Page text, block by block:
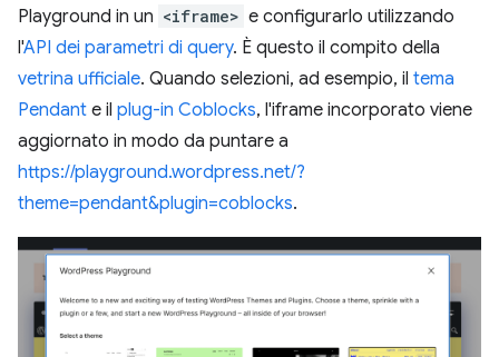
Playground in un <iframe> e configurarlo utilizzando
l'API dei parametri di query. È questo il compito della
vetrina ufficiale. Quando selezioni, ad esempio, il tema
Pendant e il plug-in Coblocks, l'iframe incorporato viene
aggiornato in modo da puntare a
https://playground.wordpress.net/?
theme=pendant&plugin=coblocks.